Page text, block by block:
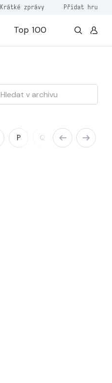
Krátké zprávy Přidat hru
Top 100
P Q R S